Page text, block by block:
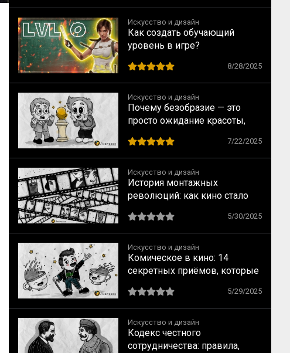
Искусство и дизайн
Как создать обучающий
уровень в игре?
8/28/2025
Искусство и дизайн
Почему безобразие — это
просто ожидание красоты,
7/22/2025
Искусство и дизайн
История монтажных
революций: как кино стало
временем
5/30/2025
Искусство и дизайн
Комическое в кино: 14
секретных приёмов, которые
5/29/2025
Искусство и дизайн
Кодекс честного
сотрудничества: правила,